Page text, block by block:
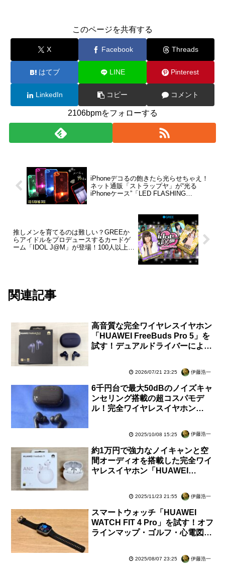
このページを共有する
X Facebook Threads
はてブ LINE Pinterest
LinkedIn コピー コメント
2106bpmをフォローする
iPhoneデコるの飽きたら光らせちゃえ！
ネット通販「ストラップヤ」が“光る
iPhoneケース”「LED FLASHING
推しメンを育てるのは難しい？GREEか
らアイドルをプロデュースするカードゲ
ーム「IDOL J@M」が登場！100人以上の
関連記事
高音質な完全ワイヤレスイヤホン
「HUAWEI FreeBuds Pro 5」を
試す！デュアルドライバーによる
2026/07/21 23:25 伊藤浩一
6千円台で最大50dBのノイズキャ
ンセリング搭載の超コスパモデ
ル！完全ワイヤレスイヤホン
ANC」を試す【レビュー】
2025/10/08 15:25 伊藤浩一
約1万円で強力なノイキャンと空
間オーディオを搭載した完全ワイ
ヤレスイヤホン「HUAWEI
2025/11/23 21:55 伊藤浩一
スマートウォッチ「HUAWEI
WATCH FIT 4 Pro」を試す！オフ
ラインマップ・ゴルフ・心電図に
2025/08/07 23:25 伊藤浩一